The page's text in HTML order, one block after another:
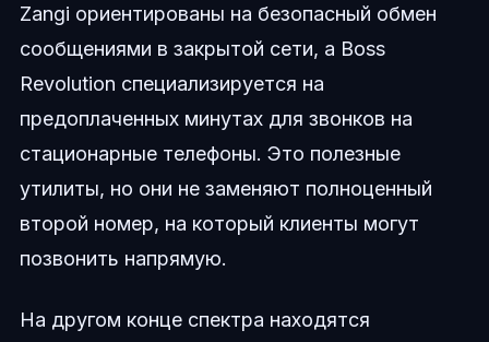
Zangi ориентированы на безопасный обмен
сообщениями в закрытой сети, а Boss
Revolution специализируется на
предоплаченных минутах для звонков на
стационарные телефоны. Это полезные
утилиты, но они не заменяют полноценный
второй номер, на который клиенты могут
позвонить напрямую.
На другом конце спектра находятся